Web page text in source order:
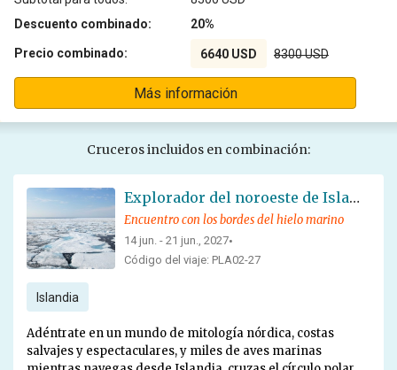
Descuento combinado:
20%
Precio combinado: 6640 USD 8300 USD
Más información
Cruceros incluidos en combinación:
Explorador del noroeste de Islandia: hacia el hielo marino de Groenlandia - Solsticio de verano
Encuentro con los bordes del hielo marino
14 jun. - 21 jun., 2027•
Código del viaje: PLA02-27
Islandia
Adéntrate en un mundo de mitología nórdica, costas
salvajes y espectaculares, y miles de aves marinas